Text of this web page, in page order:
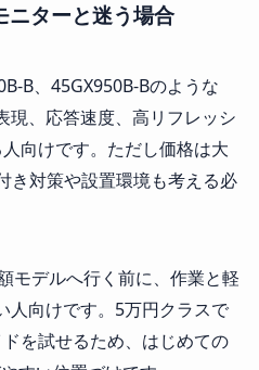
ニターと迷う場合
B、45GX950B-Bのような
、応答速度、高リフレッシ
向けです。ただし価格は大
き対策や設置環境も考える必
モデルへ行く前に、作業と軽
人向けです。5万円クラスで
を試せるため、はじめての